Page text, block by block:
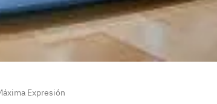
Expresión